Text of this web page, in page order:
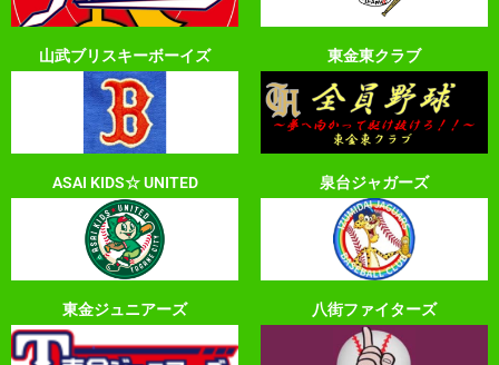
山武ブリスキーボーイズ 東金東クラブ
ASAI KIDS☆ UNITED 泉台ジャガーズ
東金ジュニアーズ 八街ファイターズ